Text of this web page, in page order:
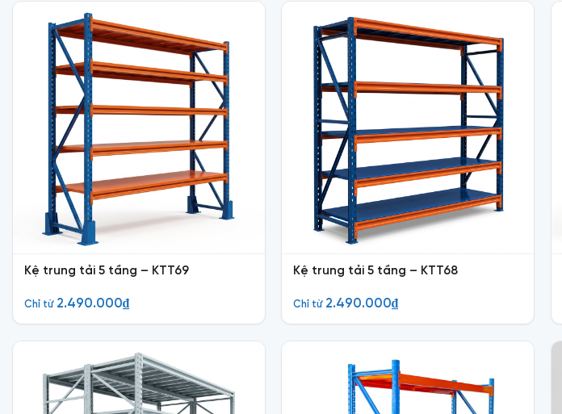
Kệ trung tải 5 tầng – KTT69
Chỉ từ 2.490.000₫
Kệ trung tải 5 tầng – KTT68
Chỉ từ 2.490.000₫